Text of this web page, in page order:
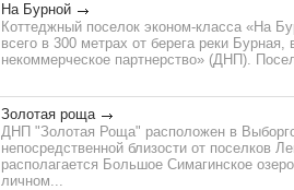
На Бурной
Коттеджный поселок эконом-класса «На
всего в 300 метрах от берега реки
некоммерческое партнерство» (ДНП).
Золотая роща
ДНП "Золотая Роща" расположен в
непосредственной близости от поселков
располагается Большое Симагинское
личном...